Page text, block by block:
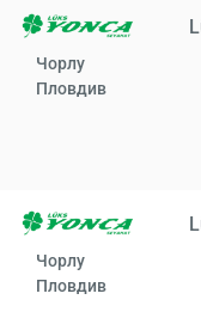
Чорлу
Пловдив
Чорлу
Пловдив